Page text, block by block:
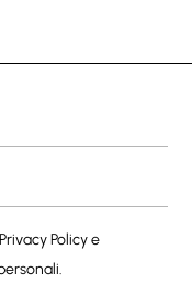
Privacy Policye